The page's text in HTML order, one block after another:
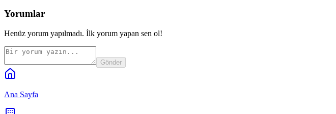
Yorumlar
Henüz yorum yapılmadı. İlk yorum yapan sen ol!
Gönder
Ana Sayfa